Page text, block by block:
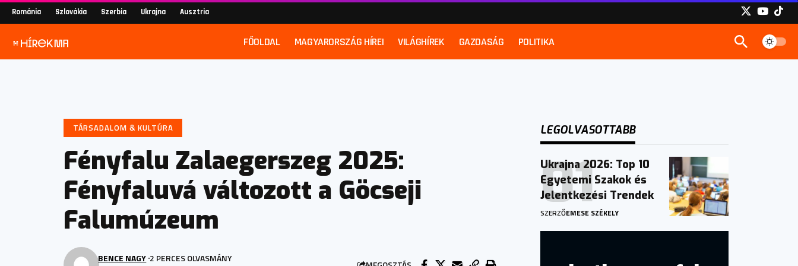
Románia Szlovákia Szerbia Ukrajna Ausztria
FŐOLDAL MAGYARORSZÁG HÍREI VILÁGHÍREK GAZDASÁG POLITIKA
TÁRSADALOM & KULTÚRA
Fényfalu Zalaegerszeg 2025:
Fényfaluvá változott a Göcseji
Falumúzeum
BENCE NAGY 2 PERCES OLVASMÁNY
LEGOLVASOTTABB
Ukrajna 2026: Top 10
Egyetemi Szakok és
Jelentkezési Trendek
SZERZŐEMESE SZÉKELY